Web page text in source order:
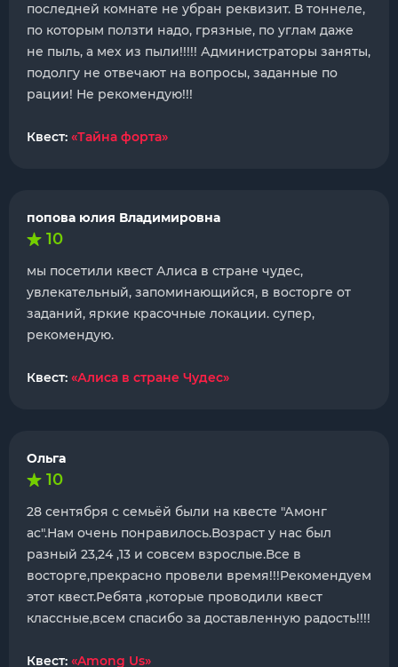
последней комнате не убран реквизит. В тоннеле,
по которым ползти надо, грязные, по углам даже
не пыль, а мех из пыли!!!!! Администраторы заняты,
подолгу не отвечают на вопросы, заданные по
рации! Не рекомендую!!!
Квест: «Тайна форта»
попова юлия Владимировна
10
мы посетили квест Алиса в стране чудес,
увлекательный, запоминающийся, в восторге от
заданий, яркие красочные локации. супер,
рекомендую.
Квест: «Алиса в стране Чудес»
Ольга
10
28 сентября с семьёй были на квесте "Амонг
ас".Нам очень понравилось.Возраст у нас был
разный 23,24 ,13 и совсем взрослые.Все в
восторге,прекрасно провели время!!!Рекомендуем
этот квест.Ребята ,которые проводили квест
классные,всем спасибо за доставленную радость!!!!
Квест: «Among Us»